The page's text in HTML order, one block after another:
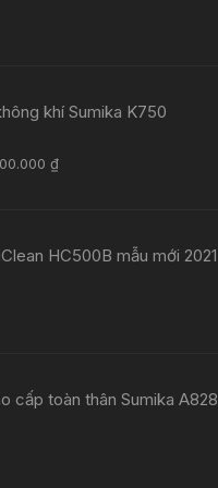
khí Sumika K750
₫
HC500B mẫu mới 2021
cấp toàn thân Sumika A828